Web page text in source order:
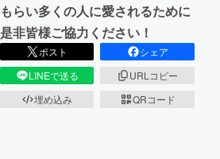
CAMPFIRE for Social Good
CAMPFIREふるさと納税machi-
もらい多くの人に愛されるために
是非皆様ご協力ください！
ポスト
シェア
LINEで送る
URLコピー
埋め込み
QRコード